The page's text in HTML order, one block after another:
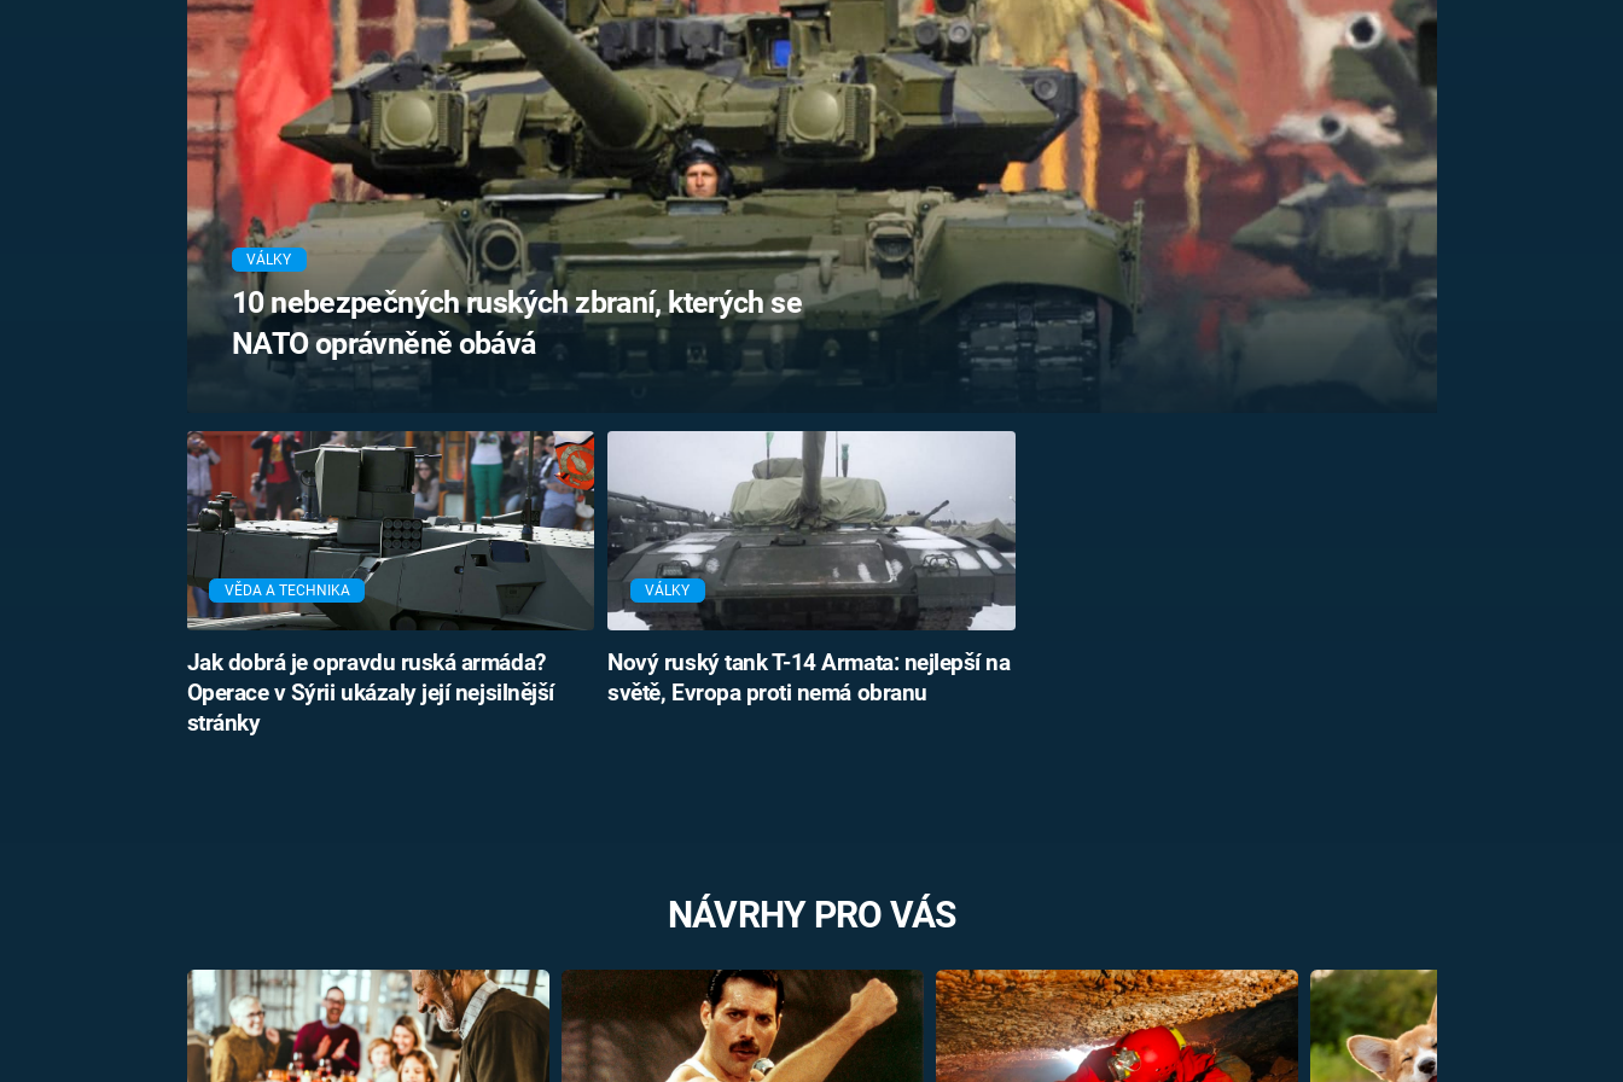
MARIE TEREZIE
NAPOLEON
BONAPARTE
BRITSKÁ
KRÁLOVSKÁ
RODINA
UFO A
MIMOZEMŠŤANÉ
UTAJENÉ PŘÍBĚHY
ČESKÝCH DĚJIN
ALTERNATIVNÍ
HISTORIE
FILMY VERSUS
REALITA
HORORY VERSUS
REALITA
OPTICKÉ ILUZE A
KLAMY
VÁLKY
10 nebezpečných ruských zbraní, kterých se
NATO oprávněně obává
VĚDA A TECHNIKA
Jak dobrá je opravdu ruská armáda?
Operace v Sýrii ukázaly její nejsilnější
stránky
VÁLKY
Nový ruský tank T-14 Armata: nejlepší na
světě, Evropa proti nemá obranu
NÁVRHY PRO VÁS